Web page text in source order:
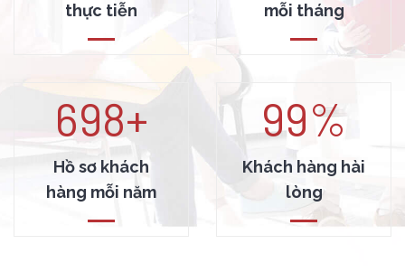
thực tiễn
mỗi tháng
700+
Hồ sơ khách
hàng mỗi năm
99%
Khách hàng hài
lòng